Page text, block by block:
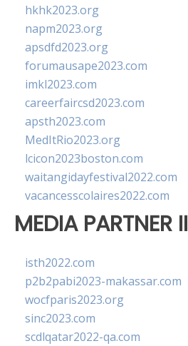
hkhk2023.org
napm2023.org
apsdfd2023.org
forumausape2023.com
imkl2023.com
careerfaircsd2023.com
apsth2023.com
MedItRio2023.org
lcicon2023boston.com
waitangidayfestival2022.com
vacancesscolaires2022.com
MEDIA PARTNER II
isth2022.com
p2b2pabi2023-makassar.com
wocfparis2023.org
sinc2023.com
scdlqatar2022-qa.com